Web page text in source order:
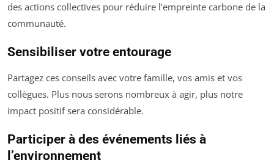
des actions collectives pour réduire l’empreinte carbone de la
communauté.
Sensibiliser votre entourage
Partagez ces conseils avec votre famille, vos amis et vos
collègues. Plus nous serons nombreux à agir, plus notre
impact positif sera considérable.
Participer à des événements liés à
l’environnement